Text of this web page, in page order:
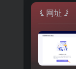
网址